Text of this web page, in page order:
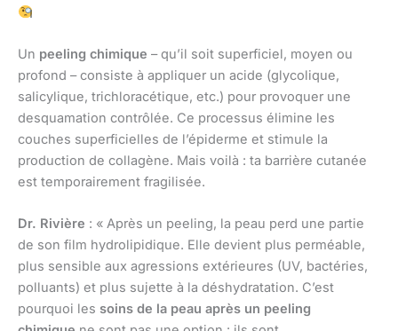
Un peeling chimique – qu’il soit superficiel, moyen ou
profond – consiste à appliquer un acide (glycolique,
salicylique, trichloracétique, etc.) pour provoquer une
desquamation contrôlée. Ce processus élimine les
couches superficielles de l’épiderme et stimule la
production de collagène. Mais voilà : ta barrière cutanée
est temporairement fragilisée.
Dr. Rivière : « Après un peeling, la peau perd une partie
de son film hydrolipidique. Elle devient plus perméable,
plus sensible aux agressions extérieures (UV, bactéries,
polluants) et plus sujette à la déshydratation. C’est
pourquoi les soins de la peau après un peeling